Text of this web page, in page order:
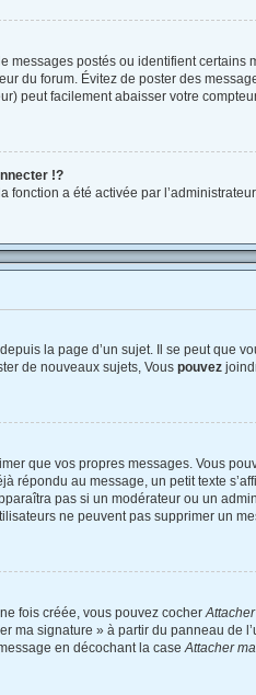
messages postés ou identifient
du forum. Évitez de poster des
peut facilement abaisser votre
!?
a été activée par
la page d’un sujet. Il se peut que
de nouveaux sujets, Vous pouvez
que vos propres messages. Vous
répondu au message, un petit texte
pas si un modérateur ou un
ne peuvent pas supprimer un
fois créée, vous pouvez cocher
ma signature » à partir du panneau de
en décochant la case Attacher